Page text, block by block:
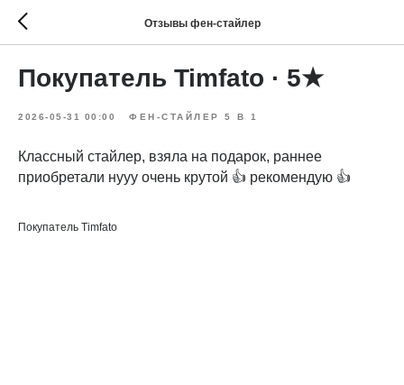
Отзывы фен-стайлер
Покупатель Timfato · 5★
2026-05-31 00:00 ФЕН-СТАЙЛЕР 5 В 1
Классный стайлер, взяла на подарок, раннее
приобретали нууу очень крутой 👍 рекомендую 👍
Покупатель Timfato